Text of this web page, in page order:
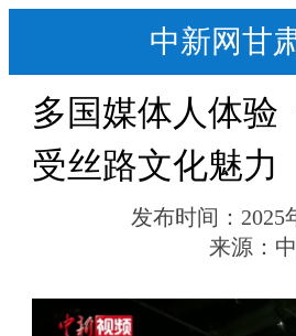
中新网甘
多国媒体人体验
受丝路文化魅力
发布时间： 2025
来源：